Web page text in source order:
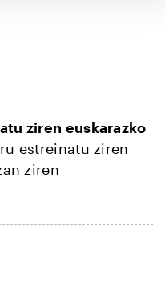
ziren euskarazko
estreinatu ziren
ziren